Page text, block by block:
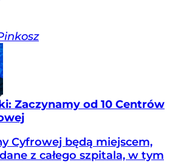
Zaczynamy od 10 Centrów
Cyfrowej będą miejscem,
z całego szpitala, w tym